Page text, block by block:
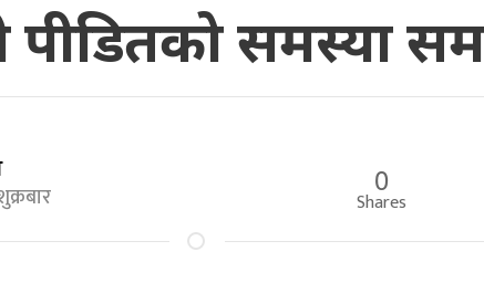
पीडितको समस्या
0
Shares